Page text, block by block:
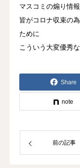
マスコミの煽り情
皆がコロナ収束の
ために
こういう大変優秀
Share
note
前の記事